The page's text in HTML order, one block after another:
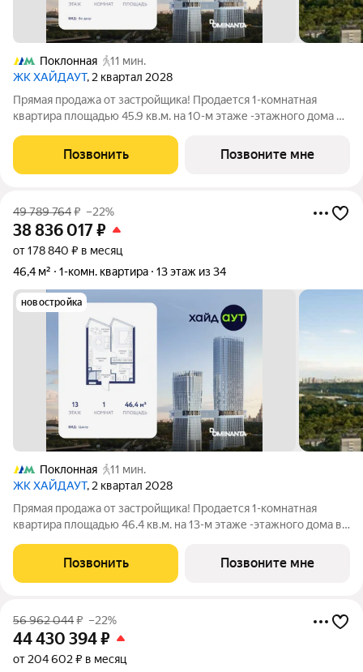
Поклонная
11 мин.
ЖК ХАЙДАУТ, 2 квартал 2028
Прямая продажа от застройщика! Продается 1-комнатная
квартира площадью 45.9 кв.м. на 10-м этаже -этажного дома в
Победы, Долина реки Сетунь, МГУ, Москва-Сити, Воробьевы
горы. Высота потолков 3,25 м.
Позвонить Позвоните мне
49 789 764₽ –22%
38 836 017₽
от 178 840 ₽ в месяц
46,4 м²
1-комн. квартира 13 этаж из 34
новостройка
Поклонная
11 мин.
ЖК ХАЙДАУТ, 2 квартал 2028
Прямая продажа от застройщика! Продается 1-комнатная
квартира площадью 46.4 кв.м. на 13-м этаже -этажного дома в
Победы, Долина реки Сетунь, МГУ, Москва-Сити, Воробьевы
горы. Высота потолков 3,25 м.
Позвонить Позвоните мне
56 962 044₽ –22%
44 430 394₽
от 204 602 ₽ в месяц